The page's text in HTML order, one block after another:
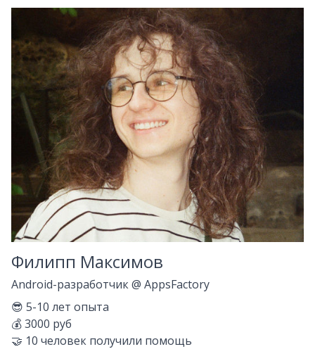
Филипп Максимов
Android-разработчик@ AppsFactory
😎 5-10 лет опыта
💰3000 руб
🤝 10 человек получили помощь